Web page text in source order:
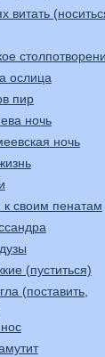
витать
ослица
пир
ночь
ночь
к своим пенатам
(пуститься)
(поставить,